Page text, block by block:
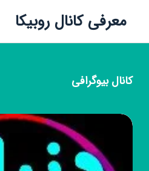
معرفی کانال روبیکا
کانالبیوگرافی